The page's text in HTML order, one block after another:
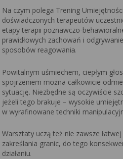
Na czym polega Trening
doświadczonych terapeutów
etapy terapii poznawczo-
prawidłowych zachowań i
sposobów reagowania.
Powitalnym uśmiechem, ciepłym
spojrzeniem można całkowicie
sytuację. Niezbędne są oczywiście
jeżeli tego brakuje – wysokie
w wyrafinowane techniki
Warsztaty uczą też nie zawsze
zakreślania granic, do tego
działaniu.